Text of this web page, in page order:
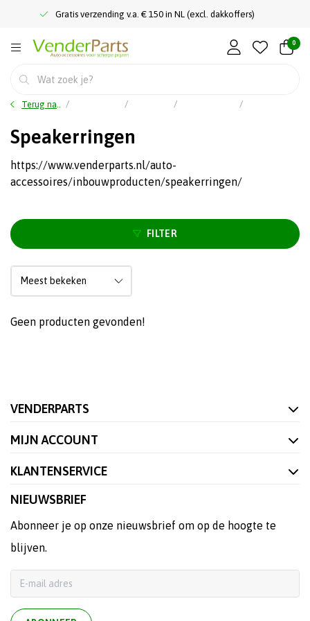
Gratis verzending v.a. € 150 in NL (excl. dakkoffers)
0
Terug naar home
Speakerringen
https://www.venderparts.nl/auto-
accessoires/inbouwproducten/speakerringen/
FILTER
Geen producten gevonden!
VENDERPARTS
MIJN ACCOUNT
KLANTENSERVICE
NIEUWSBRIEF
Abonneer je op onze nieuwsbrief om op de hoogte te
blijven.